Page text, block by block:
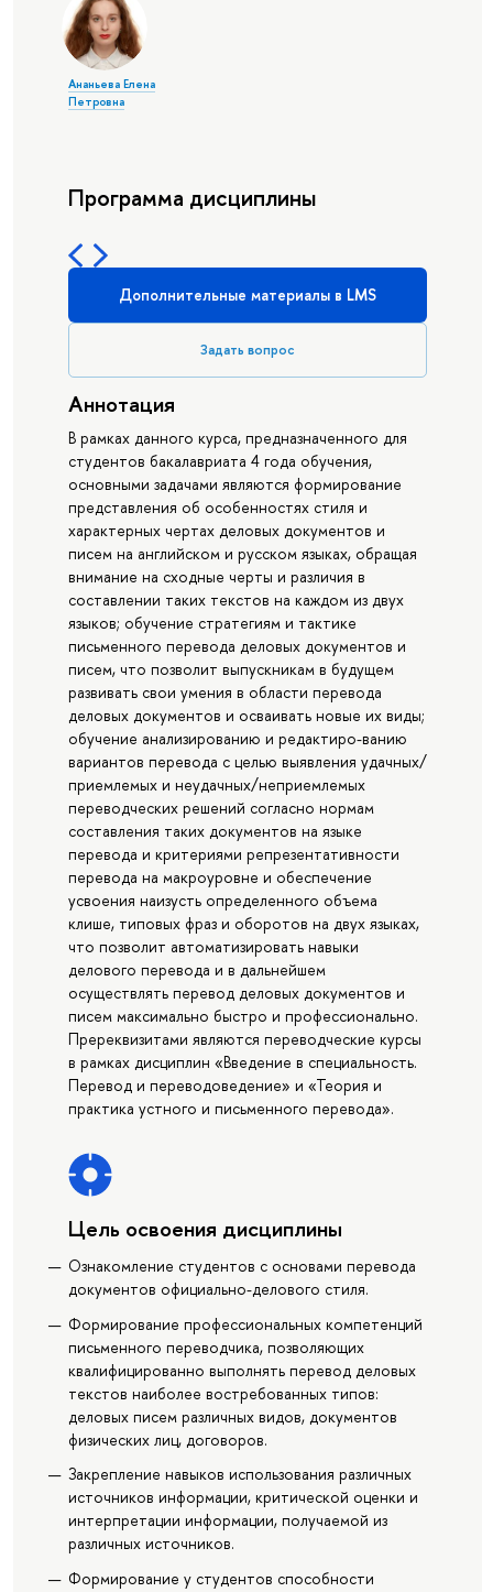
Ананьева Елена
Петровна
Программа дисциплины
Дополнительные материалы в LMS
Задать вопрос
Аннотация
В рамках данного курса, предназначенного для
студентов бакалавриата 4 года обучения,
основными задачами являются формирование
представления об особенностях стиля и
характерных чертах деловых документов и
писем на английском и русском языках, обращая
внимание на сходные черты и различия в
составлении таких текстов на каждом из двух
языков; обучение стратегиям и тактике
письменного перевода деловых документов и
писем, что позволит выпускникам в будущем
развивать свои умения в области перевода
деловых документов и осваивать новые их виды;
обучение анализированию и редактиро-ванию
вариантов перевода с целью выявления удачных/
приемлемых и неудачных/неприемлемых
переводческих решений согласно нормам
составления таких документов на языке
перевода и критериями репрезентативности
перевода на макроуровне и обеспечение
усвоения наизусть определенного объема
клише, типовых фраз и оборотов на двух языках,
что позволит автоматизировать навыки
делового перевода и в дальнейшем
осуществлять перевод деловых документов и
писем максимально быстро и профессионально.
Пререквизитами являются переводческие курсы
в рамках дисциплин «Введение в специальность.
Перевод и переводоведение» и «Теория и
практика устного и письменного перевода».
Цель освоения дисциплины
Ознакомление студентов с основами перевода
документов официально-делового стиля.
Формирование профессиональных компетенций
письменного переводчика, позволяющих
квалифицированно выполнять перевод деловых
текстов наиболее востребованных типов:
деловых писем различных видов, документов
физических лиц, договоров.
Закрепление навыков использования различных
источников информации, критической оценки и
интерпретации информации, получаемой из
различных источников.
Формирование у студентов способности